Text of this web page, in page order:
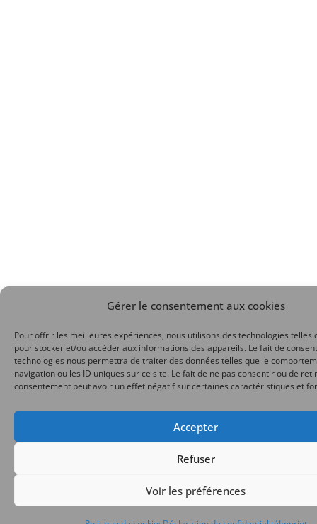
Gérer le consentement aux cookies
Pour offrir les meilleures expériences, nous utilisons des technologies telles
pour stocker et/ou accéder aux informations des appareils. Le fait de
technologies nous permettra de traiter des données telles que le
navigation ou les ID uniques sur ce site. Le fait de ne pas consentir ou de
consentement peut avoir un effet négatif sur certaines caractéristiques et
Accepter
Refuser
Voir les préférences